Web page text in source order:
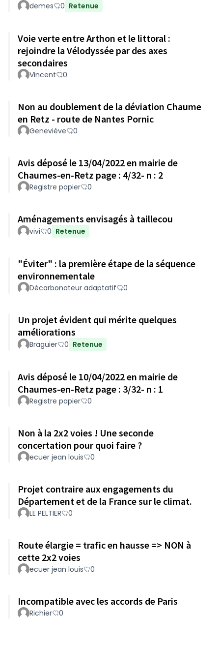
demes 0 Retenue
Voie verte entre Arthon et le littoral :
rejoindre la Vélodyssée par des axes
secondaires
Vincent 0
Non au doublement de la déviation Chaume
en Retz - route de Nantes Pornic
Geneviève 0
Avis déposé le 13/04/2022 en mairie de
Chaumes-en-Retz page : 4/32- n : 2
Registre papier 0
Aménagements envisagés à taillecou
vivi 0 Retenue
"Éviter" : la première étape de la séquence
environnementale
Décarbonateur adaptatif 0
Un projet évident qui mérite quelques
améliorations
Braguier 0 Retenue
Avis déposé le 10/04/2022 en mairie de
Chaumes-en-Retz page : 3/32- n : 1
Registre papier 0
Non à la 2x2 voies ! Une seconde
concertation pour quoi faire ?
ecuer jean louis 0
Projet contraire aux engagements du
Département et de la France sur le climat.
LE PELTIER 0
Route élargie = trafic en hausse => NON à
cette 2x2 voies
ecuer jean louis 0
Incompatible avec les accords de Paris
Richier 0